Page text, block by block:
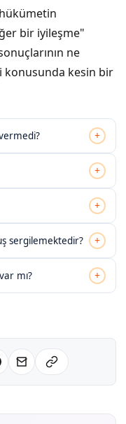
hükümetin
bir iyileşme"
ne
konusunda kesin bir
+
+
+
sergilemektedir? +
mı? +